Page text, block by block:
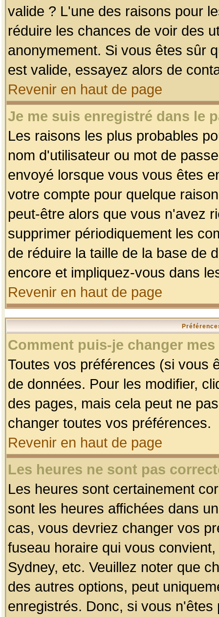
valide ? L'une des raisons pour
réduire les chances de voir des
anonymement. Si vous êtes sûr
est valide, essayez alors de
Revenir en haut de page
Je me suis enregistré dans le
Les raisons les plus probables
nom d'utilisateur ou mot de
envoyé lorsque vous vous êtes
votre compte pour quelque
peut-être alors que vous n'avez
supprimer périodiquement les
de réduire la taille de la base de
encore et impliquez-vous dans
Revenir en haut de page
Comment puis-je changer
Toutes vos préférences (si vous
de données. Pour les modifier,
des pages, mais cela peut ne
changer toutes vos préférences.
Revenir en haut de page
Les heures ne sont pas
Les heures sont certainement
sont les heures affichées dans
cas, vous devriez changer vos
fuseau horaire qui vous
Sydney, etc. Veuillez noter que
des autres options, peut
enregistrés. Donc, si vous